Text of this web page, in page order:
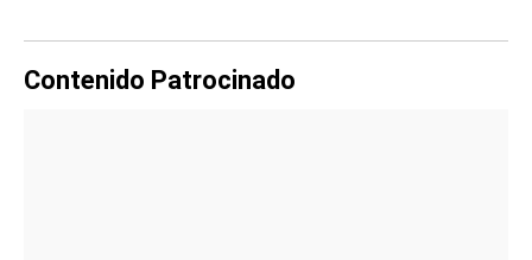
Contenido Patrocinado